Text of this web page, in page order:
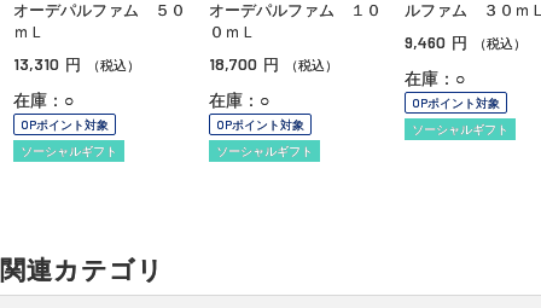
オーデパルファム ５０
ｍＬ
13,310 円 （税込）
在庫：○
OPポイント対象
ソーシャルギフト
オーデパルファム １０
０ｍＬ
18,700 円 （税込）
在庫：○
OPポイント対象
ソーシャルギフト
ルファム ３０ｍ
9,460 円 （税込）
在庫：○
OPポイント対象
ソーシャルギフト
関連カテゴリ